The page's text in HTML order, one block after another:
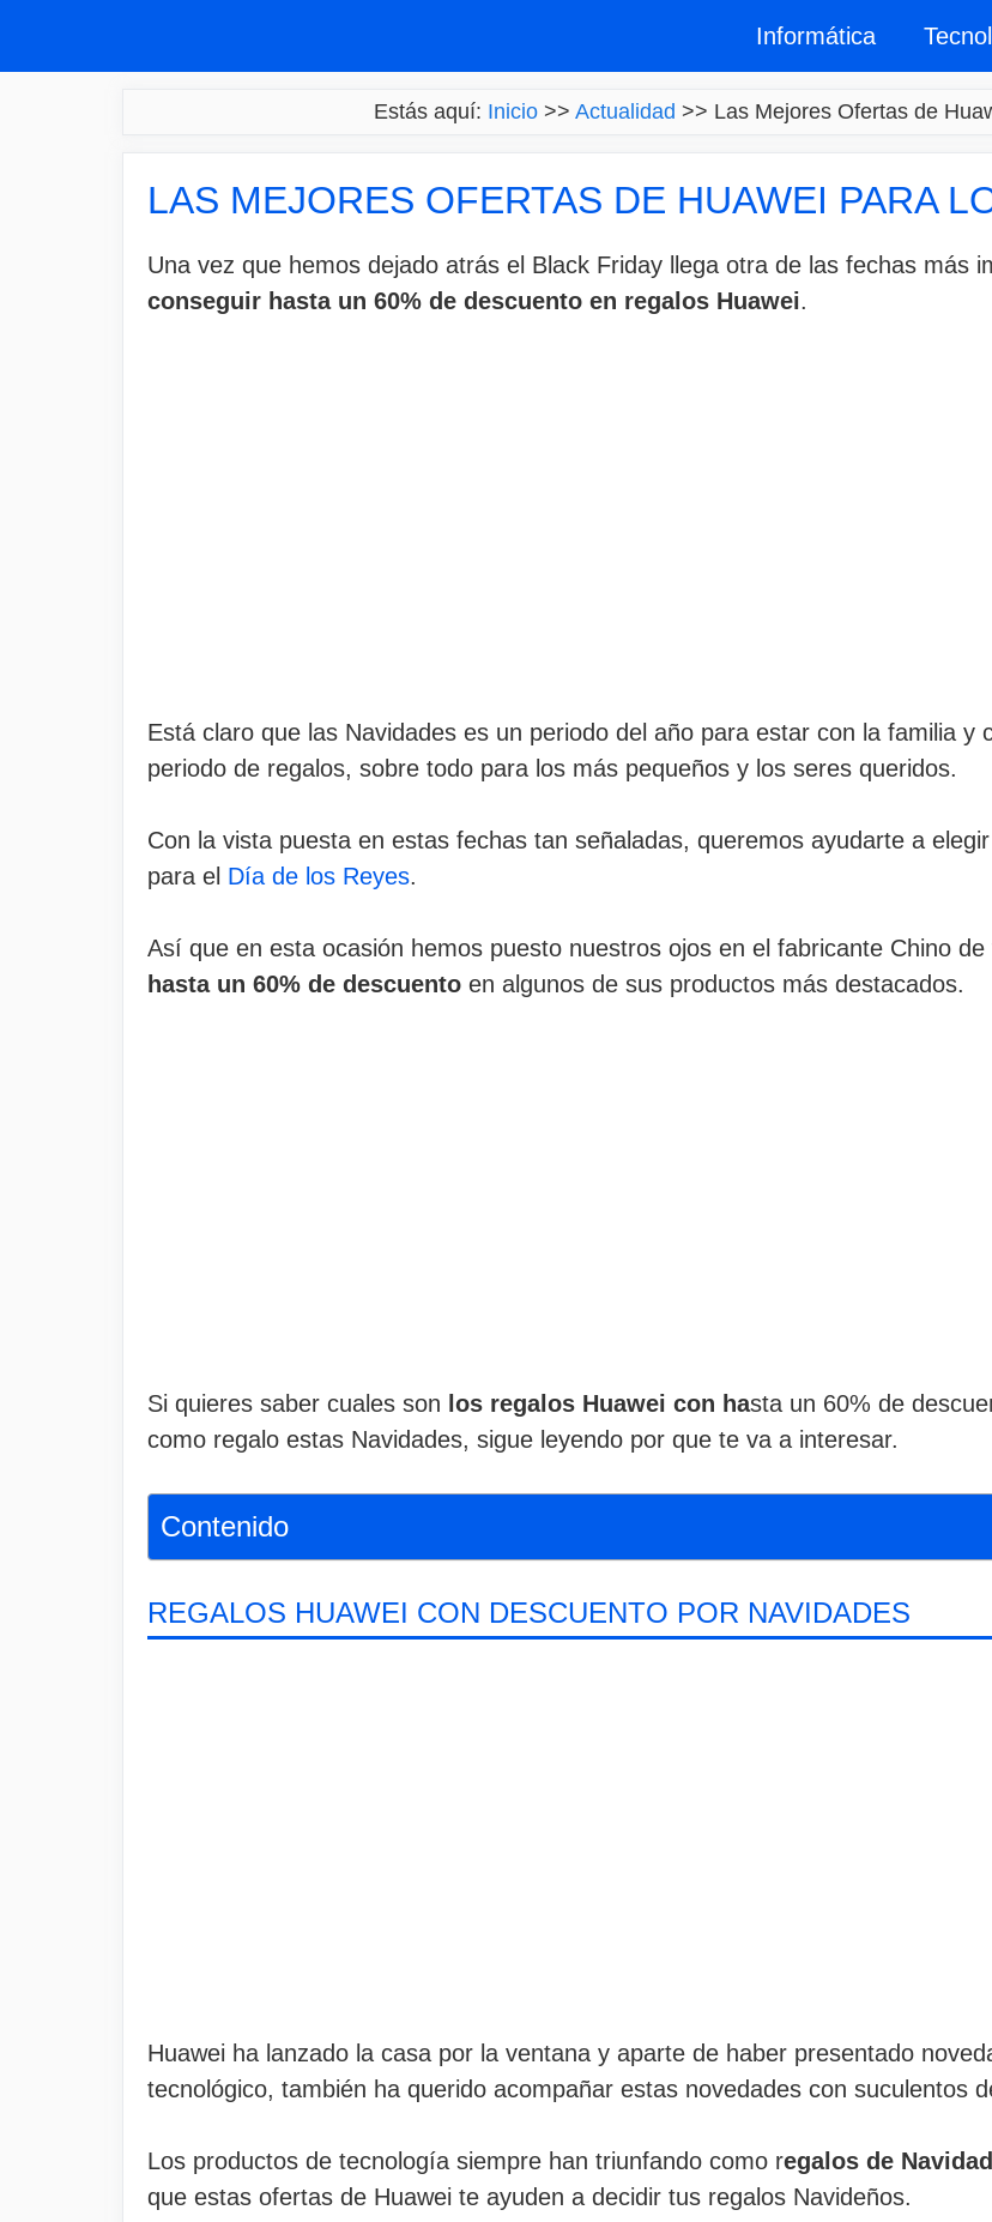
Informática
Estás aquí: Inicio >> Actualidad >> Las Mejores Ofertas de
LAS MEJORES OFERTAS DE HUAWEI PARA
Una vez que hemos dejado atrás el Black Friday llega otra de las fechas más
conseguir hasta un 60% de descuento en regalos Huawei.
Está claro que las Navidades es un periodo del año para estar con la familia y
periodo de regalos, sobre todo para los más pequeños y los seres queridos.
Con la vista puesta en estas fechas tan señaladas, queremos ayudarte a
para el Día de los Reyes.
Así que en esta ocasión hemos puesto nuestros ojos en el fabricante Chino
hasta un 60% de descuento en algunos de sus productos más destacados.
Si quieres saber cuales son los regalos Huawei con hasta un 60% de
como regalo estas Navidades, sigue leyendo por que te va a interesar.
Contenido
REGALOS HUAWEI CON DESCUENTO POR NAVIDADES
Huawei ha lanzado la casa por la ventana y aparte de haber presentado
tecnológico, también ha querido acompañar estas novedades con suculentos
Los productos de tecnología siempre han triunfando como regalos de
que estas ofertas de Huawei te ayuden a decidir tus regalos Navideños.